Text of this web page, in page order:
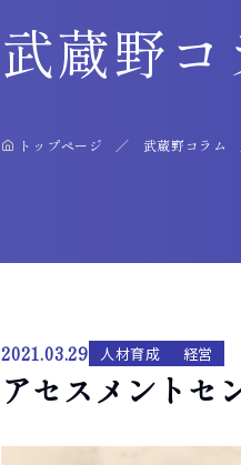
武蔵野コ
トップページ 武蔵野コラム
2021.03.29 人材育成 経営
アセスメントセ